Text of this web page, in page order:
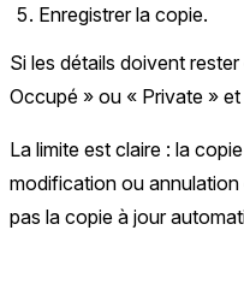
Enregistrer la copie.
Si les détails doivent
Occupé » ou « Private »
La limite est claire : la
modification ou annulation
pas la copie à jour